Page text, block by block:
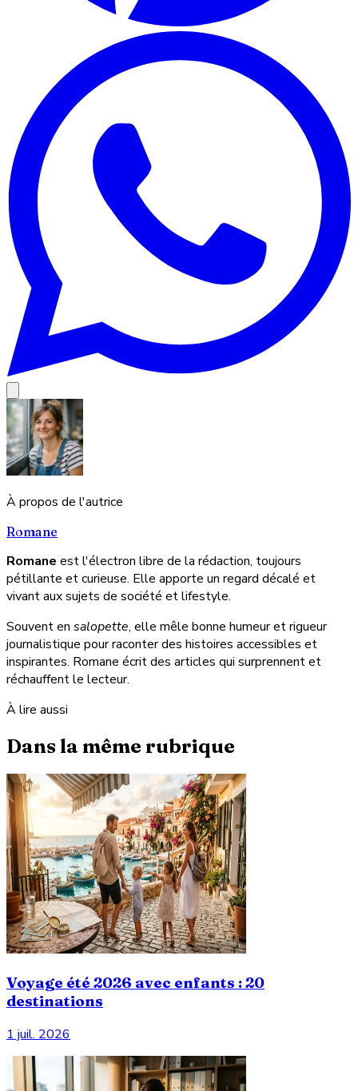
À propos de l'autrice
Romane
Romane est l'électron libre de la rédaction, toujours
pétillante et curieuse. Elle apporte un regard décalé et
vivant aux sujets de société et lifestyle.
Souvent en salopette, elle mêle bonne humeur et rigueur
journalistique pour raconter des histoires accessibles et
inspirantes. Romane écrit des articles qui surprennent et
réchauffent le lecteur.
À lire aussi
Dans la même rubrique
Voyage été 2026 avec enfants : 20
destinations
1 juil. 2026